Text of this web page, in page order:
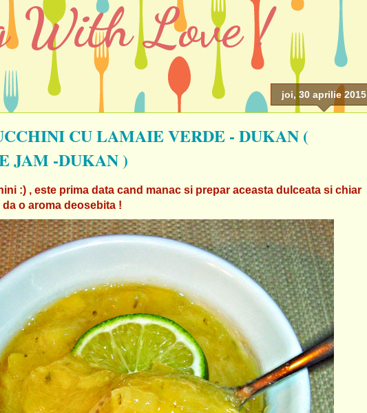
With Love !
joi, 30 aprilie 2015
CU LAMAIE VERDE - DUKAN (
JAM -DUKAN )
:) , este prima data cand manac si prepar aceasta dulceata si chiar
o aroma deosebita !